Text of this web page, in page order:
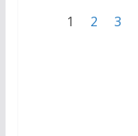
1 2 3